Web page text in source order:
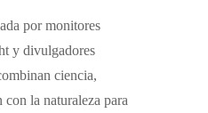
pormonitores
y divulgadores
ciencia,
la naturaleza para